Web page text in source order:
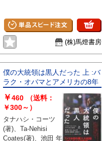
(株)馬燈書房
僕の大統領は黒人だった 上 :バ
ラク・オバマとアメリカの8年
￥460
（送料：
￥300～）
タナハシ・コーツ
(著)、Ta-Nehisi
Coates(著)、池田 年